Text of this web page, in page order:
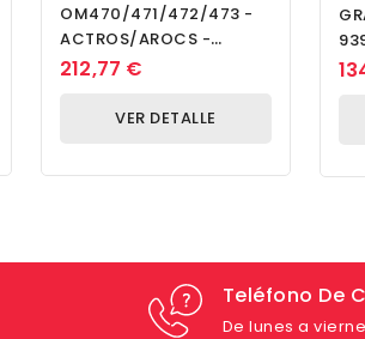
OM470/471/472/473 -
ACTROS/AROCS -
Bomba De Agua
212,77 €
VER DETALLE
Teléfono De
De lunes a